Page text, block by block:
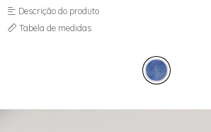
MOM
PANTACOURT
RETA
SAIA
SKINNY
WIDE LEG
Descrição do produto
Tabela de medidas